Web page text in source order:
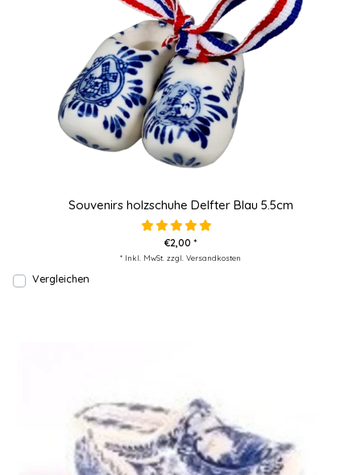
Souvenirs holzschuhe Delfter Blau 5.5cm
€2,00 *
* Inkl. MwSt. zzgl. Versandkosten
Vergleichen